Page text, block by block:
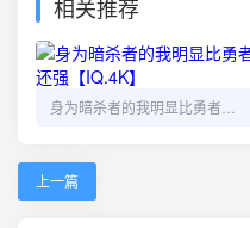
相关推荐
上一篇